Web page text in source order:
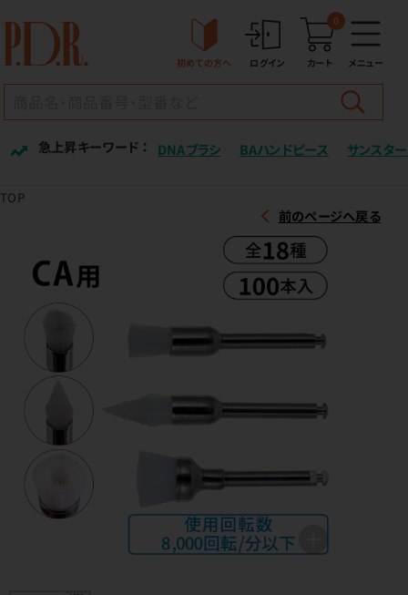
初めての方へ ログイン カート
0
メニュー
急上昇キーワード ： DNAブラシ BAハンドピース サンスター
TOP
前のページへ戻る